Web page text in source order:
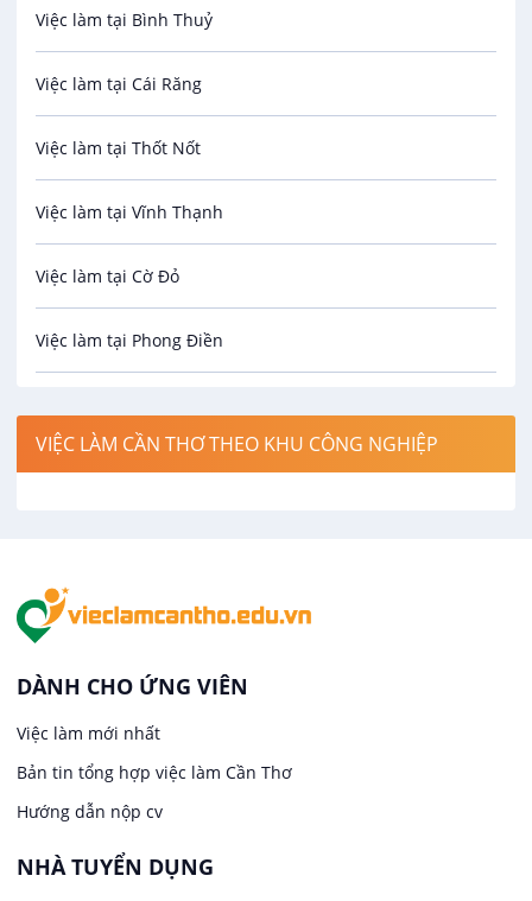
Bảo hiểm
Biên phiên dịch
Bưu chính viễn thông
Cơ khí
Công nghệ sinh học
Công nghệ thực phẩm
Điện / Điện tử / Điện lạnh
Hàng hải / Hàng không
In ấn / Xuất bản
Kế toán
Lái xe
Lao Động Phổ Thông
Lễ tân
Việc làm tại Bình Thuỷ
Việc làm tại Cái Răng
Việc làm tại Thốt Nốt
Việc làm tại Vĩnh Thạnh
Việc làm tại Cờ Đỏ
Việc làm tại Phong Điền
Việc làm tại Cái Khế
Việc làm tại An Bình
Việc làm tại Long Tuyền
Việc làm tại Hưng Phú
Việc làm tại Phước Thới
VIỆC LÀM CẦN THƠ THEO KHU CÔNG NGHIỆP
DÀNH CHO ỨNG VIÊN
Việc làm mới nhất
Bản tin tổng hợp việc làm Cần Thơ
Hướng dẫn nộp cv
NHÀ TUYỂN DỤNG